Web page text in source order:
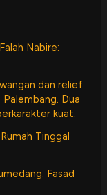
Nabire:
dan relief
Dua
kuat.
Tinggal
Fasad